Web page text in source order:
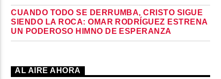
CUANDO TODO SE DERRUMBA, CRISTO SIGUE
SIENDO LA ROCA: OMAR RODRÍGUEZ ESTRENA
UN PODEROSO HIMNO DE ESPERANZA
AL AIRE AHORA